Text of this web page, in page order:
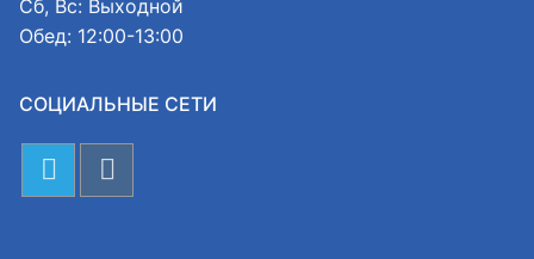
Сб, Вс: Выходной
Обед: 12:00-13:00
СОЦИАЛЬНЫЕ СЕТИ